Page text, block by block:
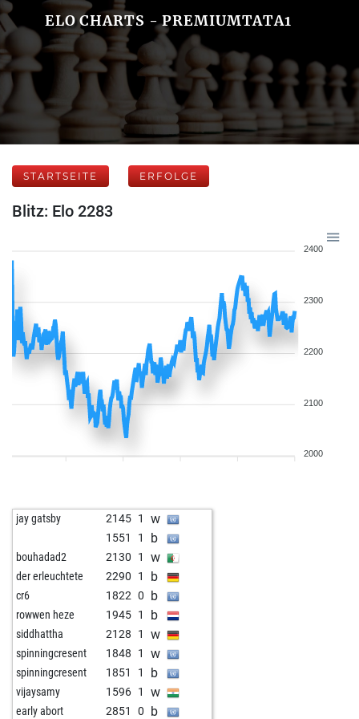
ELO CHARTS - PREMIUMTATA1
STARTSEITE ERFOLGE
Blitz: Elo 2283
2400
2300
2200
2100
2000
jay gatsby 2145 1 w
1551 1 b
bouhadad2 2130 1 w
der erleuchtete 2290 1 b
cr6 1822 0 b
rowwen heze 1945 1 b
siddhattha 2128 1 w
spinningcresent 1848 1 w
spinningcresent 1851 1 b
vijaysamy 1596 1 w
early abort 2851 0 b